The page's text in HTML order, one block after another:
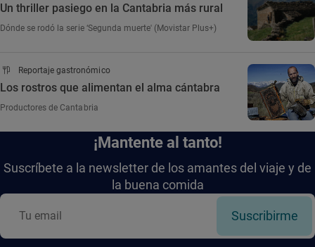
Un thriller pasiego en la Cantabria más rural
Dónde se rodó la serie ‘Segunda muerte' (Movistar Plus+)
Reportaje gastronómico
Los rostros que alimentan el alma cántabra
Productores de Cantabria
¡Mantente al tanto!
Suscríbete a la newsletter de los amantes del viaje y de
la buena comida
Suscribirme